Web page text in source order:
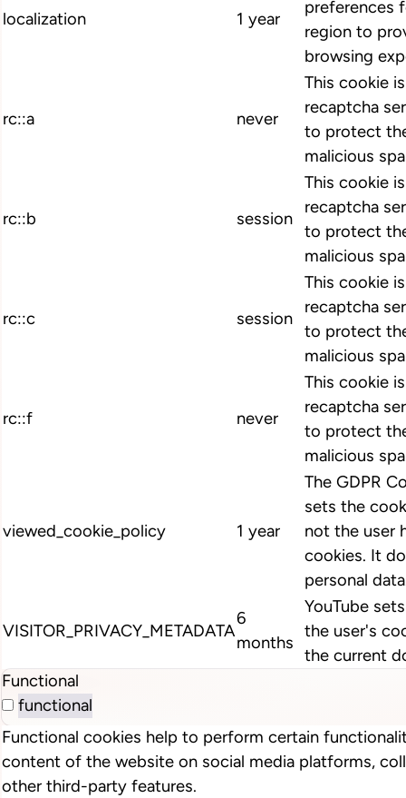
localization 1 year
preferences
region to
browsing
rc::a never
This cookie
recaptcha
to protect
malicious
rc::b session
This cookie
recaptcha
to protect
malicious
rc::c session
This cookie
recaptcha
to protect
malicious
rc::f never
This cookie
recaptcha
to protect
malicious
viewed_cookie_policy 1 year
The GDPR
sets the
not the user
cookies. It
personal
VISITOR_PRIVACY_METADATA
6
months
YouTube
the user's
the current
Functional
functional
Functional cookies help to perform certain
content of the website on social media platforms,
other third-party features.